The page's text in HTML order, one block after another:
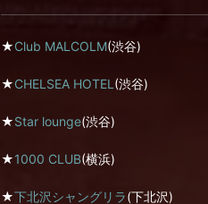
★Club MALCOLM(渋谷)
★CHELSEA HOTEL (渋谷)
★Star lounge(渋谷)
★1000 CLUB(横浜)
★下北沢シャングリラ(下北沢)